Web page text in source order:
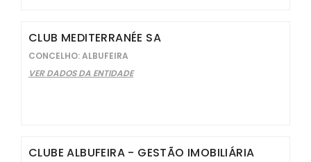
CLUB MEDITERRANÉE SA
CONCELHO: ALBUFEIRA
VER DADOS DA ENTIDADE
CLUBE ALBUFEIRA - GESTÃO IMOBILIÁRIA